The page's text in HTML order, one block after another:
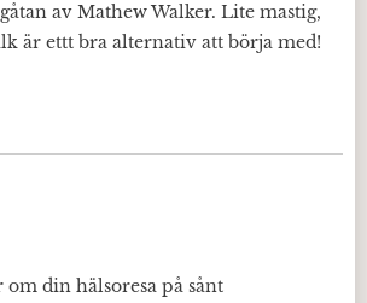
av Mathew Walker. Lite mastig,
är ettt bra alternativ att börja med!
din hälsoresa på sånt